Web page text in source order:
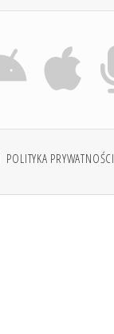
POLITYKA PRYWATNOŚCI